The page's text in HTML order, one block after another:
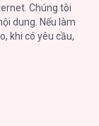
Chúng tôi
dung. Nếu làm
khi có yêu cầu,